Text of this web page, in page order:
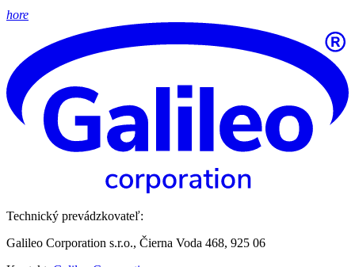
hore
Technický prevádzkovateľ:
Galileo Corporation s.r.o., Čierna Voda 468, 925 06